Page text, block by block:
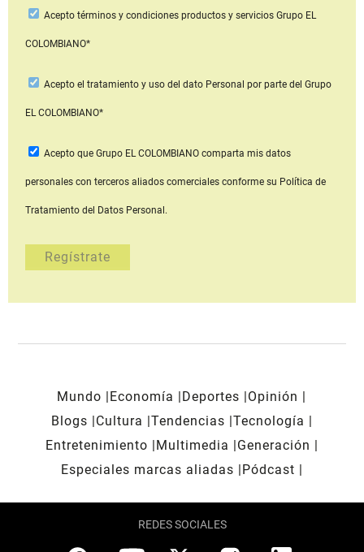
Aceptotérminos y condiciones productos y serviciosGrupo EL
COLOMBIANO*
Acepto el tratamiento y uso del dato Personal por parte del Grupo
EL COLOMBIANO*
Acepto que Grupo EL COLOMBIANOcomparta mis datos
personales con terceros aliados comerciales conforme su Política de
Tratamiento del Datos Personal.
Mundo Economía Deportes
Opinión
Blogs
Cultura Tendencias Tecnología
Entretenimiento
Multimedia
Generación
Especiales marcas aliadas
Pódcast
REDES SOCIALES